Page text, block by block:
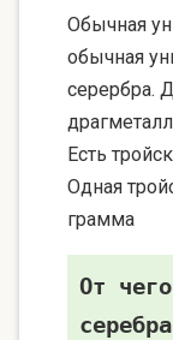
Обычная
обычная
серербра.
Есть
Одная
грамма
От